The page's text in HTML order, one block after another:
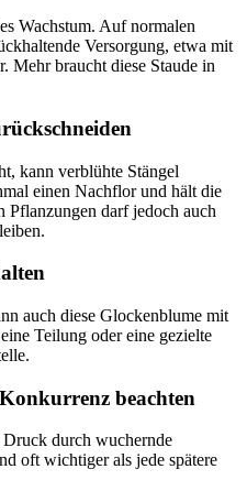
Wachstum. Auf normalen
Versorgung, etwa mit
Mehr braucht diese Staude in
kann verblühte Stängel
einen Nachflor und hält die
Pflanzungen darf jedoch auch
auch diese Glockenblume mit
Teilung oder eine gezielte
beachten
durch wuchernde
oft wichtiger als jede spätere